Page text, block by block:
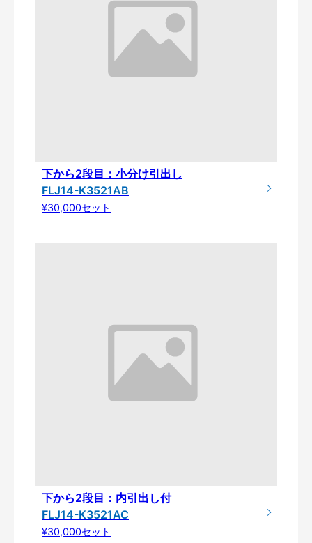
下から2段目：小分け引出し
FLJ14-K3521AB
¥30,000セット
下から2段目：内引出し付
FLJ14-K3521AC
¥30,000セット